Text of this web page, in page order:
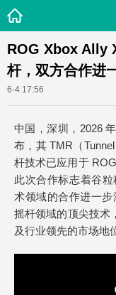
ROG Xbox Ally
杆，双方合作进
6-4 17:56
中国，深圳，2026
布，其 TMR（
杆技术已应用于
此次合作标志着谷
术领域的合作进一
摇杆领域的顶尖技术
及行业领先的市场地